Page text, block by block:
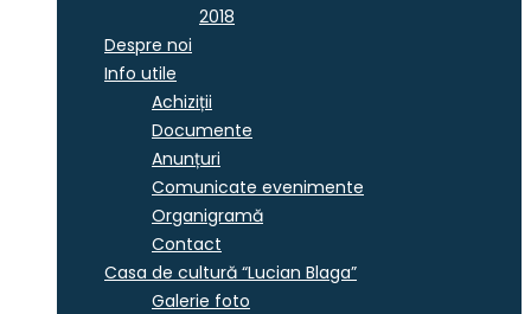
2018
Despre noi
Info utile
Achiziții
Documente
Anunțuri
Comunicate evenimente
Organigramă
Contact
Casa de cultură “Lucian Blaga”
Galerie foto